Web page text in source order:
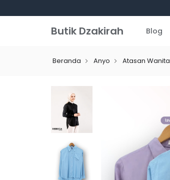
Butik Dzakirah Blog
Beranda Anyo Atasan Wanita